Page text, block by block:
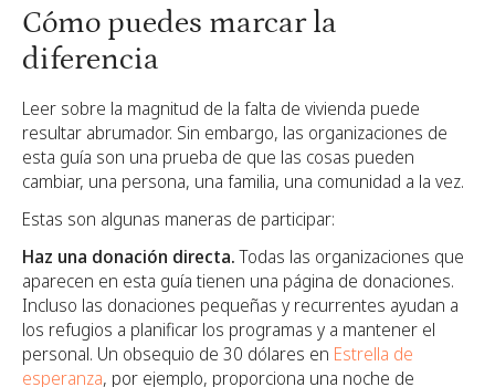
Cómo puedes marcar la
diferencia
Leer sobre la magnitud de la falta de vivienda puede
resultar abrumador. Sin embargo, las organizaciones de
esta guía son una prueba de que las cosas pueden
cambiar, una persona, una familia, una comunidad a la vez.
Estas son algunas maneras de participar:
Haz una donación directa.Todas las organizaciones que
aparecen en esta guía tienen una página de donaciones.
Incluso las donaciones pequeñas y recurrentes ayudan a
los refugios a planificar los programas y a mantener el
personal. Un obsequio de 30 dólares en Estrella de
esperanza, por ejemplo, proporciona una noche de